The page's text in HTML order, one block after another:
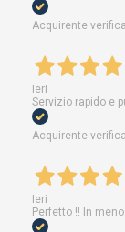
Acquirente
Ieri
Servizio rapido e
Acquirente
Ieri
Perfetto !! In